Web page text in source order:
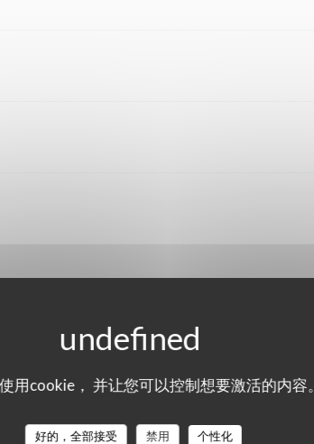
用cookie， 并让您可以控制想要激活的内容。
好的，全部接受 禁用
个性化